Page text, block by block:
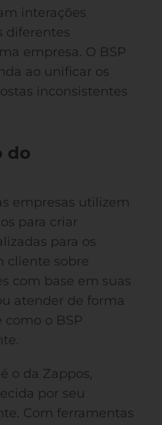
interações
diferentes
empresa. O BSP
ao unificar os
inconsistentes
do
empresas utilizem
para criar
para os
cliente sobre
com base em suas
atender de forma
como o BSP
o da Zappos,
por seu
Com ferramentas